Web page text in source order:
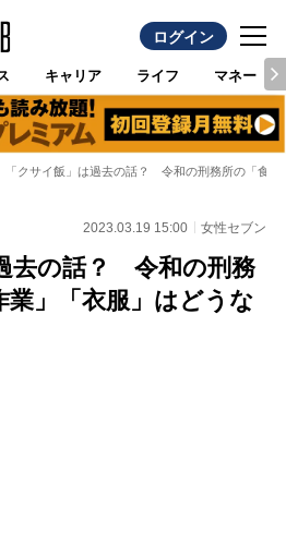
ログイン
キャリア ライフ マネー
「クサイ飯」は過去の話？ 令和の刑務所の「食
2023.03.19 15:00 女性セブン
去の話？ 令和の刑務
業」「衣服」はどうな